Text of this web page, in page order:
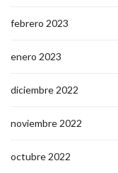
febrero 2023
enero 2023
diciembre 2022
noviembre 2022
octubre 2022